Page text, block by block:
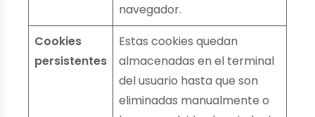
navegador.
Cookies
persistentes
Estas cookies quedan
almacenadas en el terminal
del usuario hasta que son
eliminadas manualmente o